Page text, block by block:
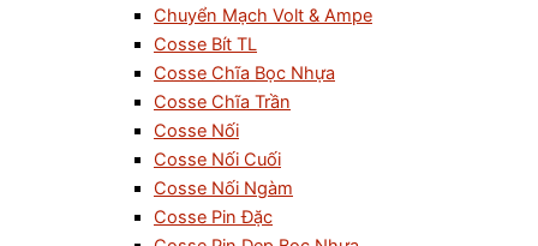
Chuyển Mạch Volt & Ampe
Cosse Bít TL
Cosse Chĩa Bọc Nhựa
Cosse Chĩa Trần
Cosse Nối
Cosse Nối Cuối
Cosse Nối Ngàm
Cosse Pin Đặc